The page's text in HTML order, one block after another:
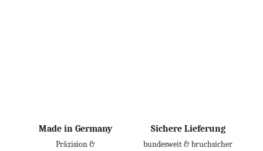
Made in Germany
Präzision &
Sichere Lieferung
bundesweit & bruchsicher